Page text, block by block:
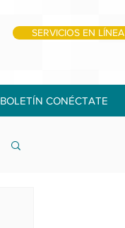
SERVICIOS EN LÍNEA
BOLETÍN CONÉCTATE